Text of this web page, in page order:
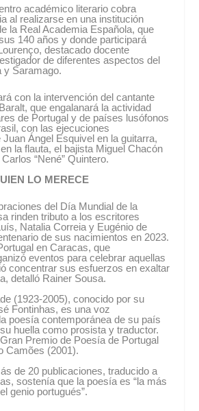
académico literario cobra
al realizarse en una institución
la Real Academia Española, que
140 años y donde participará
destacado docente
de diferentes aspectos del
y Saramago.
con la intervención del cantante
que engalanará la actividad
de Portugal y de países lusófonos
con las ejecuciones
Ángel Esquivel en la guitarra,
la flauta, el bajista Miguel Chacón
“Nené” Quintero.
LO MERECE
del Día Mundial de la
rinden tributo a los escritores
Natalia Correia y Eugénio de
de sus nacimientos en 2023.
en Caracas, que
eventos para celebrar aquellas
concentrar sus esfuerzos en exaltar
detalló Rainer Sousa.
(1923-2005), conocido por su
Fontinhas, es una voz
poesía contemporánea de su país
huella como prosista y traductor.
Premio de Poesía de Portugal
Camões (2001).
de 20 publicaciones, traducido a
sostenía que la poesía es “la más
genio portugués”.